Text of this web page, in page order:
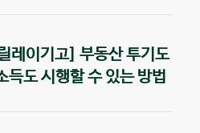
레이기고] 부동산 투기도
득도 시행할 수 있는 방법